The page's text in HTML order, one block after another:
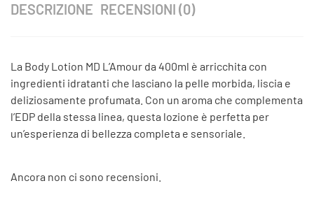
DESCRIZIONE RECENSIONI (0)
La Body Lotion MD L’Amour da 400ml è arricchita con
ingredienti idratanti che lasciano la pelle morbida, liscia e
deliziosamente profumata. Con un aroma che complementa
l’EDP della stessa linea, questa lozione è perfetta per
un’esperienza di bellezza completa e sensoriale.
Ancora non ci sono recensioni.